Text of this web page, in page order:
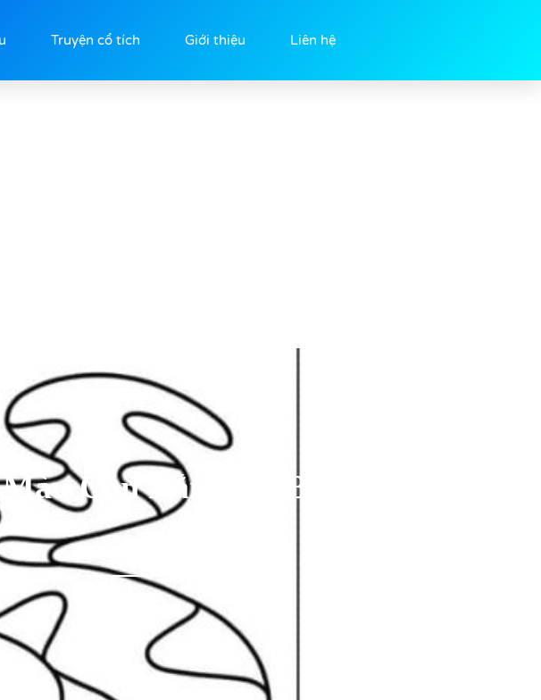
Truyện cổ tích Giới thiệu Liên hệ
Con Rắn Cho Bé